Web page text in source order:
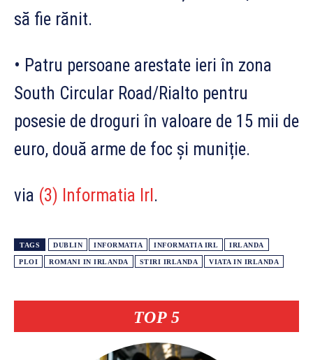
TOP 5
să fie rănit.
• Patru persoane arestate ieri în zona
South Circular Road/Rialto pentru
posesie de droguri în valoare de 15 mii de
euro, două arme de foc și muniție.
via (3) Informatia Irl .
TAGS DUBLIN INFORMATIA INFORMATIA IRL IRLANDA
PLOI ROMANI IN IRLANDA STIRI IRLANDA VIATA IN IRLANDA